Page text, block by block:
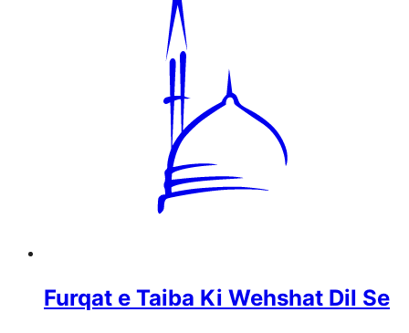
Furqat e Taiba Ki Wehshat Dil Se